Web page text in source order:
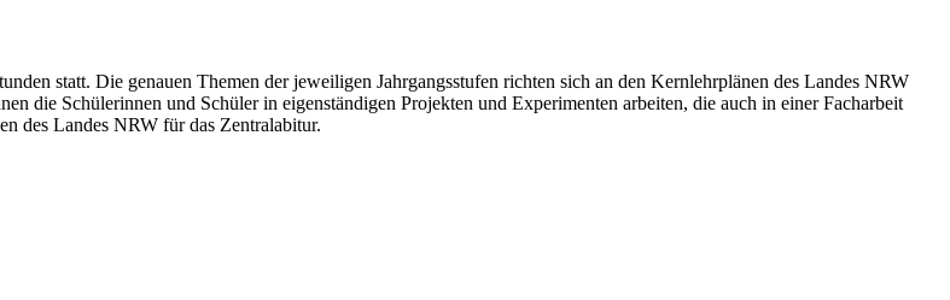
statt. Die genauen Themen der jeweiligen Jahrgangsstufen richten sich an den Kernlehrplänen des Landes NRW
die Schülerinnen und Schüler in eigenständigen Projekten und Experimenten arbeiten, die auch in einer Facharbeit
des Landes NRW für das Zentralabitur.